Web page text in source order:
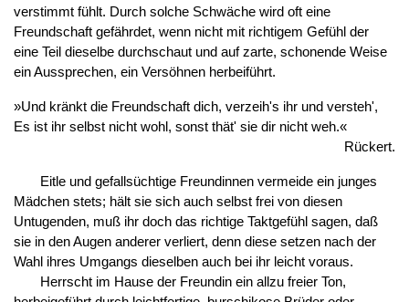
verstimmt fühlt. Durch solche Schwäche wird oft eine
Freundschaft gefährdet, wenn nicht mit richtigem Gefühl der
eine Teil dieselbe durchschaut und auf zarte, schonende Weise
ein Aussprechen, ein Versöhnen herbeiführt.
»Und kränkt die Freundschaft dich, verzeih's ihr und versteh',
Es ist ihr selbst nicht wohl, sonst thät' sie dir nicht weh.«
Rückert.
Eitle und gefallsüchtige Freundinnen vermeide ein junges
Mädchen stets; hält sie sich auch selbst frei von diesen
Untugenden, muß ihr doch das richtige Taktgefühl sagen, daß
sie in den Augen anderer verliert, denn diese setzen nach der
Wahl ihres Umgangs dieselben auch bei ihr leicht voraus.
Herrscht im Hause der Freundin ein allzu freier Ton,